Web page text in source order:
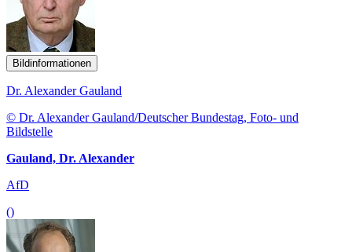
Bildinformationen
Dr. Alexander Gauland
© Dr. Alexander Gauland/Deutscher Bundestag, Foto- und
Bildstelle
Gauland, Dr. Alexander
AfD
()